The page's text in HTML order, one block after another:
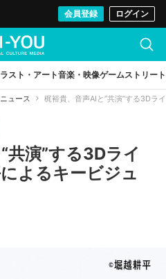
会員登録 ログイン
スト・アート音楽・映像ゲームストリート
ニュース 梶裕貴、音声AIと“共演”する3D
共演”する3Dライ
よるキービジュ